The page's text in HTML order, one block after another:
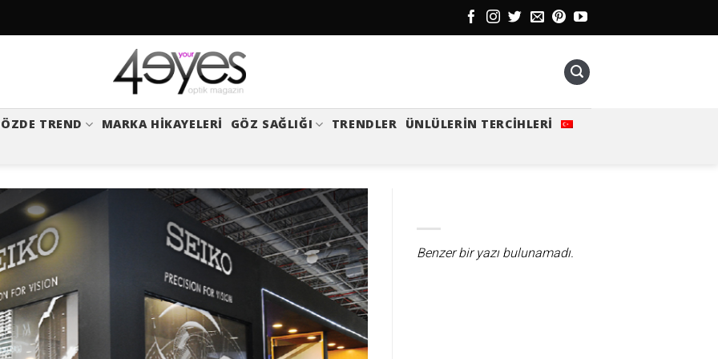
TREND MARKA HIKAYELERI GÖZ SAĞLIĞI TRENDLER ÜNLÜLERIN TERCIHLERI
Benzer bir yazı bulunamadı.